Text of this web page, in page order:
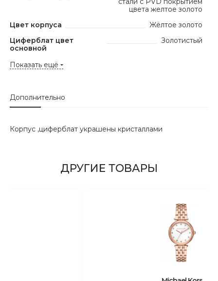
цвета желтое золото
Цвет корпуса
Жёлтое золото
Циферблат цвет
основной
Золотистый
Показать ещё
Дополнительно
Корпус ,циферблат украшены кристаллами
ДРУГИЕ ТОВАРЫ